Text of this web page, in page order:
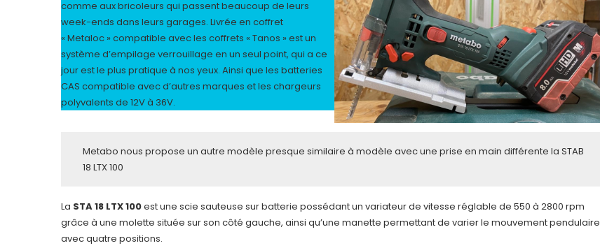
comme aux bricoleurs qui passent beaucoup de leurs
week-ends dans leurs garages. Livrée en coffret
« Metaloc » compatible avec les coffrets « Tanos » est un
système d’empilage verrouillage en un seul point, qui a ce
jour est le plus pratique à nos yeux. Ainsi que les batteries
CAS compatible avec d’autres marques et les chargeurs
polyvalents de 12V à 36V.
Metabo nous propose un autre modèle presque similaire à modèle avec une prise en main différente la STAB
18 LTX 100
La STA 18 LTX 100est une scie sauteuse sur batterie possédant un variateur de vitesse réglable de 550 à 2800 rpm
grâce à une molette située sur son côté gauche, ainsi qu’une manette permettant de varier le mouvement pendulaire
avec quatre positions.